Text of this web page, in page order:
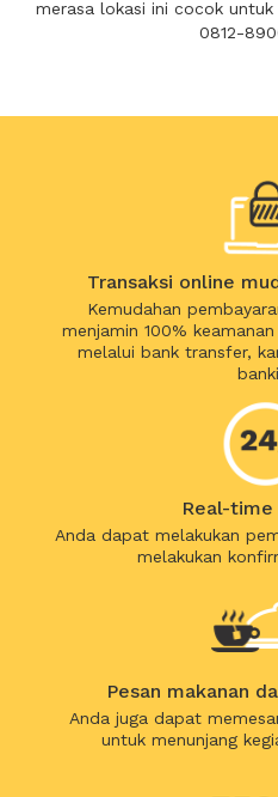
merasa lokasi ini cocok
0812-
Transaksi online
Kemudahan
menjamin 100%
melalui bank transfer,
Real-
Anda dapat melakukan
melakukan
Pesan makanan
Anda juga dapat
untuk menunjang